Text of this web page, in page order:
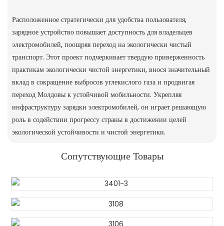
Расположенное стратегически для удобства пользователя,
зарядное устройство повышает доступность для владельцев
электромобилей, поощряя переход на экологически чистый
транспорт. Этот проект подчеркивает твердую приверженность
практикам экологически чистой энергетики, внося значительный
вклад в сокращение выбросов углекислого газа и продвигая
переход Молдовы к устойчивой мобильности. Укрепляя
инфраструктуру зарядки электромобилей, он играет решающую
роль в содействии прогрессу страны в достижении целей
экологической устойчивости и чистой энергетики.
Сопутствующие Товары